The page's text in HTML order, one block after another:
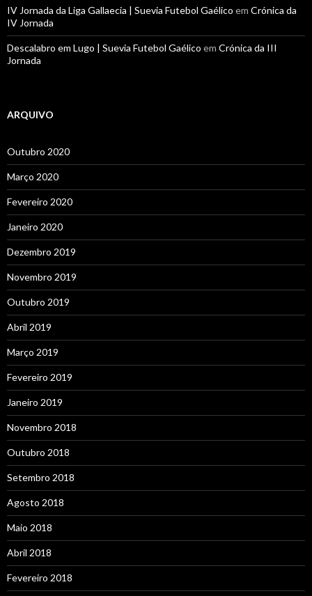
IV Jornada da Liga Gallaecia | Suevia Futebol Gaélico em Crónica da
IV Jornada
Descalabro em Lugo | Suevia Futebol Gaélico em Crónica da III
Jornada
ARQUIVO
Outubro 2020
Março 2020
Fevereiro 2020
Janeiro 2020
Dezembro 2019
Novembro 2019
Outubro 2019
Abril 2019
Março 2019
Fevereiro 2019
Janeiro 2019
Novembro 2018
Outubro 2018
Setembro 2018
Agosto 2018
Maio 2018
Abril 2018
Fevereiro 2018